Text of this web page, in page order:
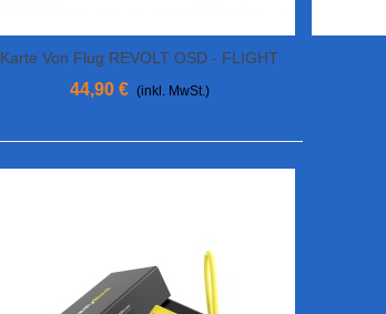
View More
Karte Von Flug REVOLT OSD - FLIGHT
ONE
44,90 € (inkl. MwSt.)